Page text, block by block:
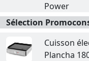
Power
Sélection
Cuisson
Plancha